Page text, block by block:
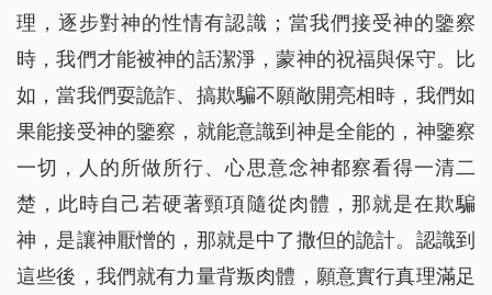
理，逐步對神的性情有認識；當我們接受神的鑒察
時，我們才能被神的話潔淨，蒙神的祝福與保守。比
如，當我們耍詭詐、搞欺騙不願敞開亮相時，我們如
果能接受神的鑒察，就能意識到神是全能的，神鑒察
一切，人的所做所行、心思意念神都察看得一清二
楚，此時自己若硬著頸項隨從肉體，那就是在欺騙
神，是讓神厭憎的，那就是中了撒但的詭計。認識到
這些後，我們就有力量背叛肉體，願意實行真理滿足